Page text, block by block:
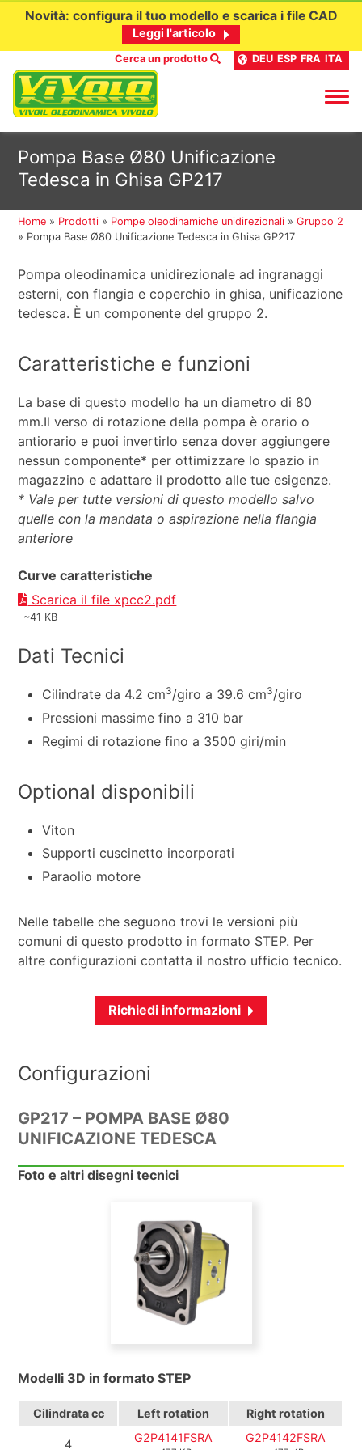
contenuto
Novità: configura il tuo modello e scarica i file CAD
Leggi l'articolo
Cerca un prodotto DEU ESP FRA ITA
Pompa Base Ø80 Unificazione
Tedesca in Ghisa GP217
Home » Prodotti » Pompe oleodinamiche unidirezionali »Gruppo 2
» Pompa Base Ø80 Unificazione Tedesca in Ghisa GP217
Pompa oleodinamica unidirezionale ad ingranaggi
esterni, con flangia e coperchio in ghisa, unificazione
tedesca. È un componente del gruppo 2.
Caratteristiche e funzioni
La base di questo modello ha un diametro di 80
mm.Il verso di rotazione della pompa è orario o
antiorario e puoi invertirlo senza dover aggiungere
nessun componente* per ottimizzare lo spazio in
magazzino e adattare il prodotto alle tue esigenze.
* Vale per tutte versioni di questo modello salvo
quelle con la mandata o aspirazione nella flangia
anteriore
Curve caratteristiche
Scarica il file xpcc2.pdf
~41 KB
Dati Tecnici
Cilindrate da 4.2 cm3/giro a 39.6 cm3/giro
Pressioni massime fino a 310 bar
Regimi di rotazione fino a 3500 giri/min
Optional disponibili
Viton
Supporti cuscinetto incorporati
Paraolio motore
Nelle tabelle che seguono trovi le versioni più
comuni di questo prodotto in formato STEP. Per
altre configurazioni contatta il nostro ufficio tecnico.
Richiedi informazioni
Configurazioni
GP217 – POMPA BASE Ø80
UNIFICAZIONE TEDESCA
Foto e altri disegni tecnici
Modelli 3D in formato STEP
Cilindratacc Left rotation Right rotation
4 G2P4141FSRA G2P4142FSRA